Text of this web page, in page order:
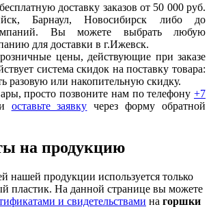
доставку заказов от 50 000 руб.
Барнаул, Новосибирск либо до
Вы можете выбрать любую
для доставки в г.Ижевск.
цены, действующие при заказе
система скидок на поставку товара:
разовую или накопительную скидку.
просто позвоните нам по телефону +7
оставьте заявку
через форму обратной
на продукцию
нашей продукции используется только
пластик. На данной странице вы можете
и свидетельствами на горшки